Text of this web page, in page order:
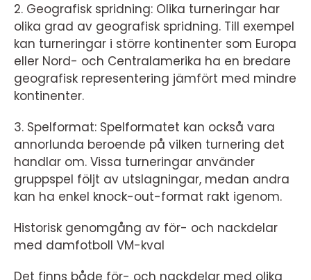
2. Geografisk spridning: Olika turneringar har
olika grad av geografisk spridning. Till exempel
kan turneringar i större kontinenter som Europa
eller Nord- och Centralamerika ha en bredare
geografisk representering jämfört med mindre
kontinenter.
3. Spelformat: Spelformatet kan också vara
annorlunda beroende på vilken turnering det
handlar om. Vissa turneringar använder
gruppspel följt av utslagningar, medan andra
kan ha enkel knock-out-format rakt igenom.
Historisk genomgång av för- och nackdelar
med damfotboll VM-kval
Det finns både för- och nackdelar med olika